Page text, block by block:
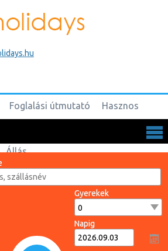
Foglalási útmutató Hasznos
Állás
Gyerekek
Napig